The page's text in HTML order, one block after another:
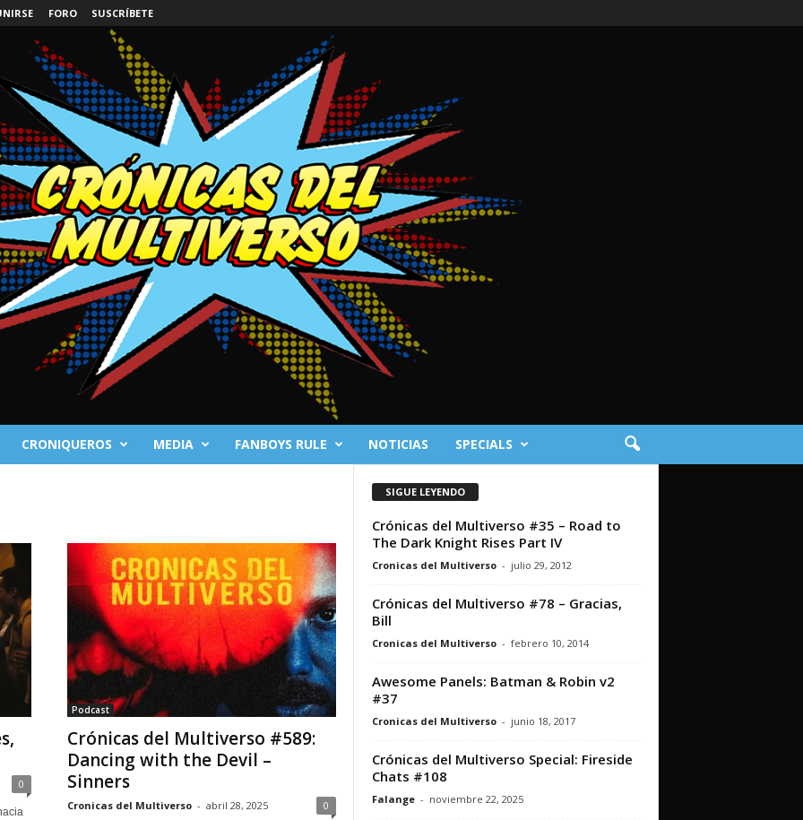
FORO SUSCRÍBETE
CRONIQUEROS MEDIA FANBOYS RULE NOTICIAS SPECIALS
0
Podcast
Crónicas del Multiverso #589:
Dancing with the Devil –
Sinners
Cronicas del Multiverso - abril 28, 2025 0
SIGUE LEYENDO
Crónicas del Multiverso #35 – Road to
The Dark Knight Rises Part IV
Cronicas del Multiverso - julio 29, 2012
Crónicas del Multiverso #78 – Gracias,
Bill
Cronicas del Multiverso - febrero 10, 2014
Awesome Panels: Batman & Robin v2
#37
Cronicas del Multiverso - junio 18, 2017
Crónicas del Multiverso Special: Fireside
Chats #108
Falange - noviembre 22, 2025